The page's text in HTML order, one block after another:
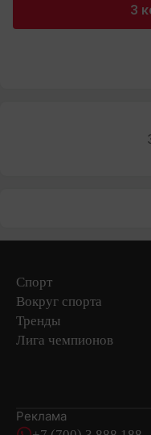
3
Спорт
Вокруг спорта
Тренды
Лига чемпионов
Реклама